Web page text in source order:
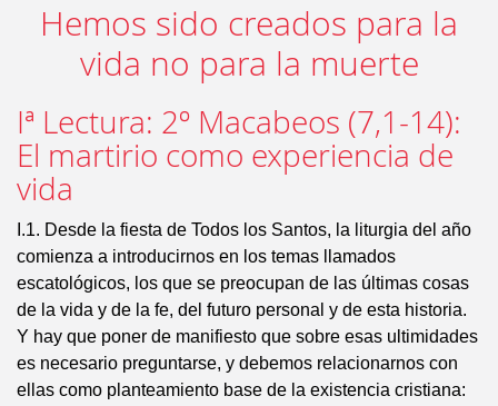
Hemos sido creados para la
vida no para la muerte
Iª Lectura: 2º Macabeos (7,1-14):
El martirio como experiencia de
vida
I.1. Desde la fiesta de Todos los Santos, la liturgia del año
comienza a introducirnos en los temas llamados
escatológicos, los que se preocupan de las últimas cosas
de la vida y de la fe, del futuro personal y de esta historia.
Y hay que poner de manifiesto que sobre esas ultimidades
es necesario preguntarse, y debemos relacionarnos con
ellas como planteamiento base de la existencia cristiana: